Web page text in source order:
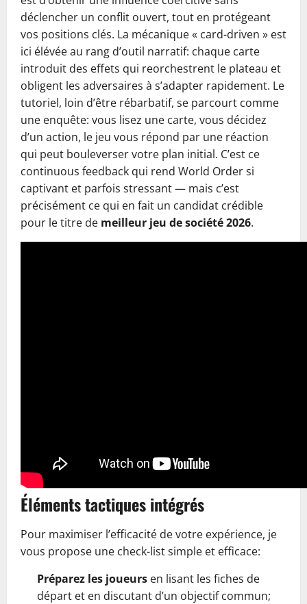
déclencher un conflit ouvert, tout en protégeant
vos positions clés. La mécanique « card-driven » est
ici élévée au rang d’outil narratif: chaque carte
introduit des effets qui reorchestrent le plateau et
obligent les adversaires à s’adapter rapidement. Le
tutoriel, loin d’être rébarbatif, se parcourt comme
une enquête: vous lisez une carte, vous décidez
d’un action, le jeu vous répond par une réaction
qui peut bouleverser votre plan initial. C’est ce
continuous feedback qui rend World Order si
captivant et parfois stressant — mais c’est
précisément ce qui en fait un candidat crédible
pour le titre de meilleur jeu de société 2026.
Éléments tactiques intégrés
Pour maximiser l’efficacité de votre expérience, je
vous propose une check-list simple et efficace:
Préparez les joueurs en lisant les fiches de
départ et en discutant d’un objectif commun;